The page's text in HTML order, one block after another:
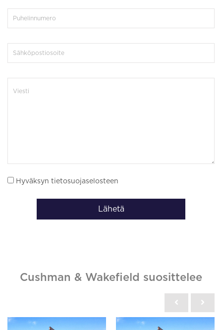
Hyväksyn tietosuojaselosteen
Lähetä
Cushman & Wakefield suosittelee